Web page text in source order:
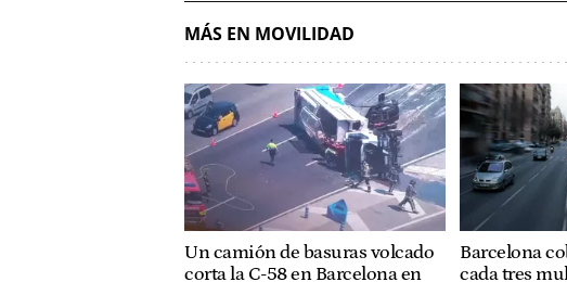
MÁS EN MOVILIDAD
Un camión de basuras volcado
corta la C-58 en Barcelona en
Barcelona
cada tres